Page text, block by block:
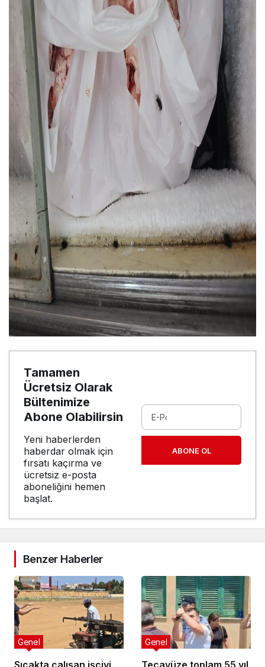
Tamamen
Ücretsiz Olarak
Bültenimize
Abone Olabilirsin
Yeni haberlerden
haberdar olmak için
fırsatı kaçırma ve
ücretsiz e-posta
aboneliğini hemen
başlat.
ABONE OL
Benzer Haberler
Sıcakta çalışan işçiyi
Genel
Tecavüze toplam 55 yıl
Genel